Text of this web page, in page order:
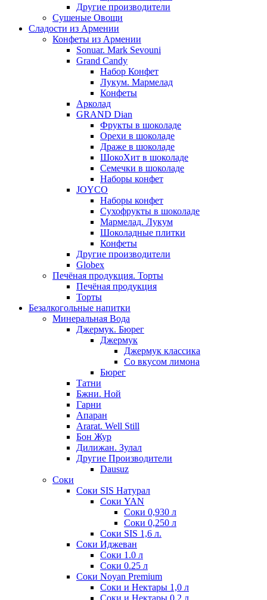
Другие производители
Сушеные Овощи
Сладости из Армении
Конфеты из Армении
Sonuar. Mark Sevouni
Grand Candy
Набор Конфет
Лукум. Мармелад
Конфеты
Арколад
GRAND Dian
Фрукты в шоколаде
Орехи в шоколаде
Драже в шоколаде
ШокоХит в шоколаде
Семечки в шоколаде
Наборы конфет
JOYCO
Наборы конфет
Сухофрукты в шоколаде
Мармелад. Лукум
Шоколадные плитки
Конфеты
Другие производители
Globex
Печёная продукция. Торты
Печёная продукция
Торты
Безалкогольные напитки
Минеральная Вода
Джермук. Бюрег
Джермук
Джермук классика
Со вкусом лимона
Бюрег
Татни
Бжни. Ной
Гарни
Апаран
Ararat. Well Still
Бон Жур
Дилижан. Зулал
Другие Производители
Dausuz
Соки
Соки SIS Натурал
Соки YAN
Соки 0,930 л
Соки 0,250 л
Соки SIS 1,6 л.
Соки Иджеван
Соки 1.0 л
Соки 0.25 л
Соки Noyan Premium
Соки и Нектары 1,0 л
Соки и Нектары 0,2 л